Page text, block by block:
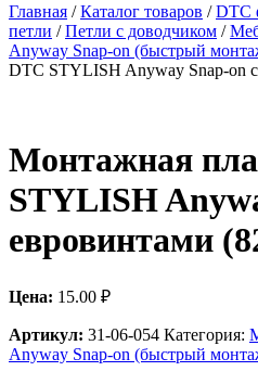
Главная /Каталог товаров /DTC
петли /Петли с доводчиком /
Anyway Snap-on (быстрый
DTC STYLISH Anyway Snap-on
Монтажная
STYLISH
евровинтами
Цена: 15.00 ₽
Артикул: 31-06-054 Категория:
Anyway Snap-on (быстрый